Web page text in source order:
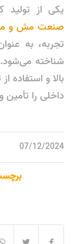
یکی از تولید
صنعت مش و
تجربه، به
شناخته
بالا و استفاده
داخلی را تأمین
07/12/2024